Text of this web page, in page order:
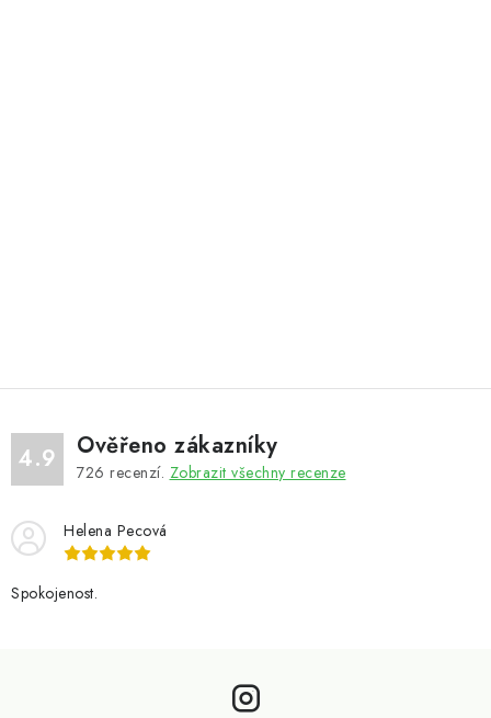
4.9 Ověřeno zákazníky
726 recenzí. Zobrazit všechny recenze
Helena Pecová
Spokojenost.